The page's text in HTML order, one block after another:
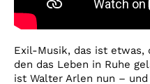
Exil-Musik, das ist etwas,
den das Leben in Ruhe
ist Walter Arlen nun –